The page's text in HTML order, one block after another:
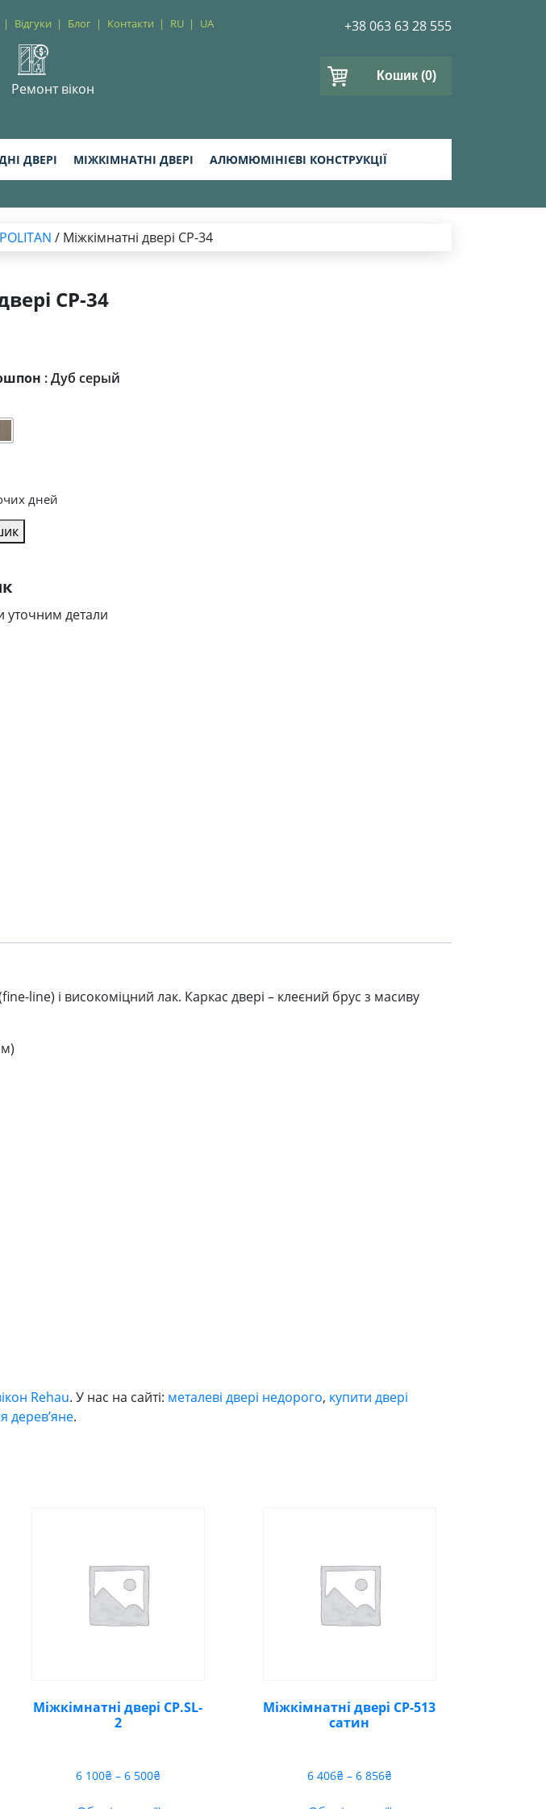
Відгуки Блог Контакти RU UA
Ремонт вікон
+38 063 63 28 555
Кошик (0)
ДВЕРІ МІЖКІМНАТНІ ДВЕРІ АЛЮМЮМІНІЄВІ КОНСТРУКЦІЇ
/ Міжкімнатні двері CP-34
CP-34
: Дуб серый
дней
детали
line) і високоміцний лак. Каркас двері – клеєний брус з масиву
Rehau. У нас на сайті: металеві двері недорого, купити двері
дерев’яне.
Міжкімнатні двері CP.SL-
2
6 100₴ – 6 500₴Діапазон
Міжкімнатні двері СР-513
сатин
6 406₴ – 6 856₴Діапазон